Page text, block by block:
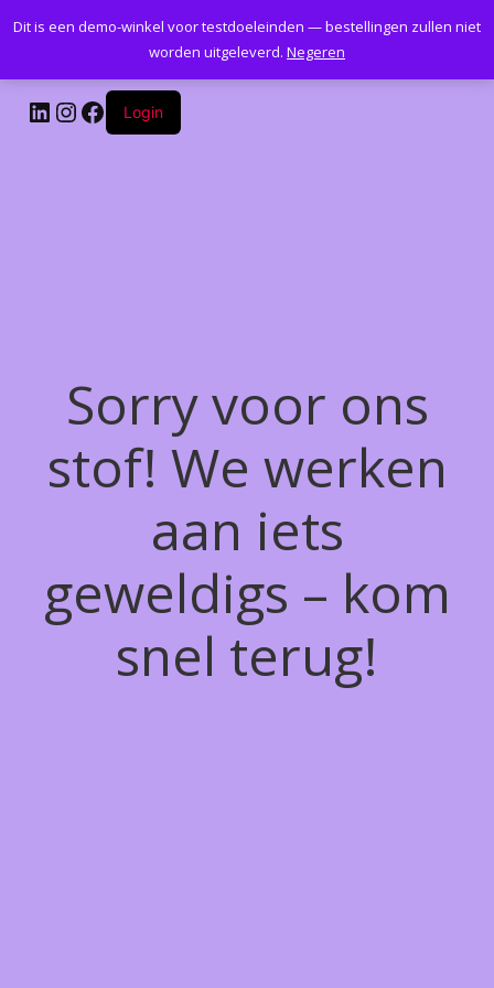
Kantoormeubelenplus.com
LinkedIn
Instagram
Facebook
Login
Sorry voor ons
stof! We werken
aan iets
geweldigs – kom
snel terug!
Dit is een demo-winkel voor testdoeleinden — bestellingen zullen niet
worden uitgeleverd. Negeren